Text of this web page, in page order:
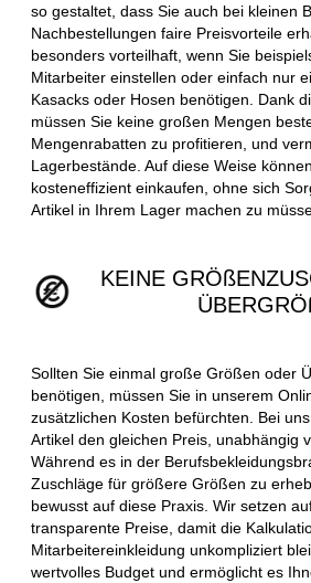
so gestaltet, dass Sie auch bei kleinen
Nachbestellungen faire Preisvorteile
besonders vorteilhaft, wenn Sie
Mitarbeiter einstellen oder einfach nur
Kasacks oder Hosen benötigen. Dank
müssen Sie keine großen Mengen
Mengenrabatten zu profitieren, und
Lagerbestände. Auf diese Weise
kosteneffizient einkaufen, ohne sich
Artikel in Ihrem Lager machen zu
KEINE
Sollten Sie einmal große Größen oder
benötigen, müssen Sie in unserem
zusätzlichen Kosten befürchten. Bei
Artikel den gleichen Preis, unabhängig
Während es in der
Zuschläge für größere Größen zu
bewusst auf diese Praxis. Wir setzen
transparente Preise, damit die
Mitarbeitereinkleidung unkompliziert
wertvolles Budget und ermöglicht es